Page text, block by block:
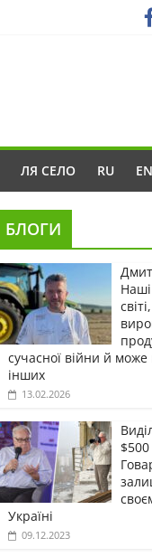
ЛЯ СЕЛО RU EN
БЛОГИ
Наші
сучасної війни й
інших
13.02.2026
$500
Україні
09.12.2023